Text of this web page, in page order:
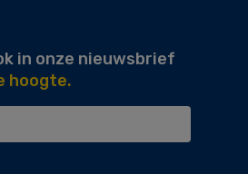
in onze nieuwsbrief
hoogte.